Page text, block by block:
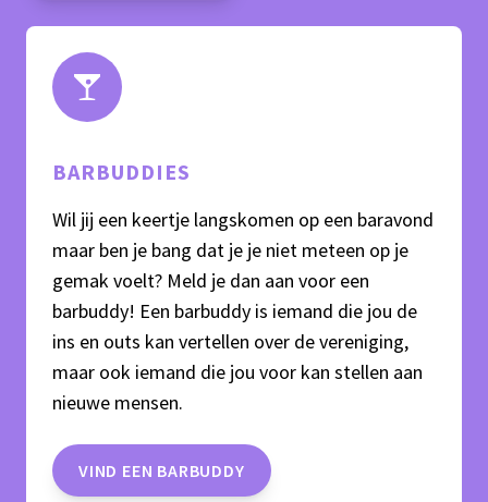
BARBUDDIES
Wil jij een keertje langskomen op een baravond
maar ben je bang dat je je niet meteen op je
gemak voelt? Meld je dan aan voor een
barbuddy! Een barbuddy is iemand die jou de
ins en outs kan vertellen over de vereniging,
maar ook iemand die jou voor kan stellen aan
nieuwe mensen.
VIND EEN BARBUDDY